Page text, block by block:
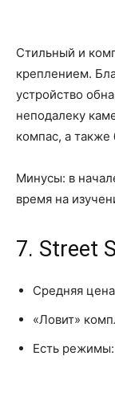
Стильный и
креплением.
устройство
неподалеку
компас, а также
Минусы: в
время на
7. Street
Средняя
«Ловит»
Есть режимы: